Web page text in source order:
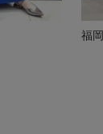
福